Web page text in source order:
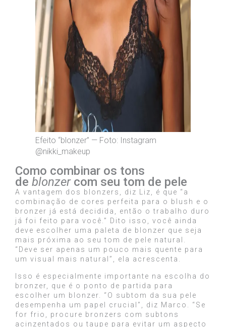
Efeito “blonzer” — Foto: Instagram
@nikki_makeup
Como combinar os tons
de blonzer com seu tom de pele
A vantagem dos blonzers, diz Liz, é que “a
combinação de cores perfeita para o blush e o
bronzer já está decidida, então o trabalho duro
já foi feito para você.” Dito isso, você ainda
deve escolher uma paleta de blonzer que seja
mais próxima ao seu tom de pele natural.
“Deve ser apenas um pouco mais quente para
um visual mais natural”, ela acrescenta.
Isso é especialmente importante na escolha do
bronzer, que é o ponto de partida para
escolher um blonzer. “O subtom da sua pele
desempenha um papel crucial”, diz Marco. “Se
for frio, procure bronzers com subtons
acinzentados ou taupe para evitar um aspecto